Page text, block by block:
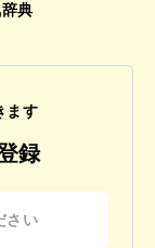
典
ます
録